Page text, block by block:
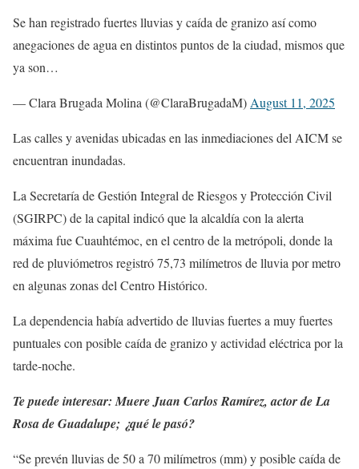
Se han registrado fuertes lluvias y caída de granizo así como
anegaciones de agua en distintos puntos de la ciudad, mismos que
ya son…
— Clara Brugada Molina (@ClaraBrugadaM) August 11, 2025
Las calles y avenidas ubicadas en las inmediaciones del AICM se
encuentran inundadas.
La Secretaría de Gestión Integral de Riesgos y Protección Civil
(SGIRPC) de la capital indicó que la alcaldía con la alerta
máxima fue Cuauhtémoc, en el centro de la metrópoli, donde la
red de pluviómetros registró 75,73 milímetros de lluvia por metro
en algunas zonas del Centro Histórico.
La dependencia había advertido de lluvias fuertes a muy fuertes
puntuales con posible caída de granizo y actividad eléctrica por la
tarde-noche.
Te puede interesar: Muere Juan Carlos Ramírez, actor de La
Rosa de Guadalupe; ¿qué le pasó?
“Se prevén lluvias de 50 a 70 milímetros (mm) y posible caída de